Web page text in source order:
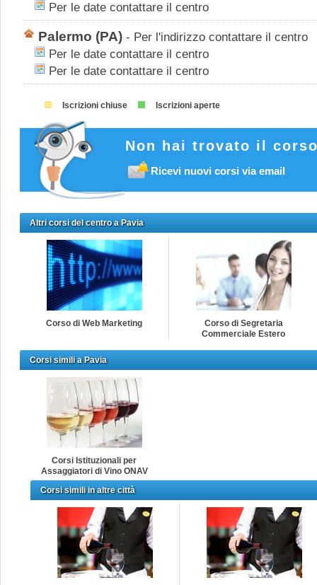
Per le date contattare il centro
Palermo (PA) - Per l'indirizzo contattare il centro
Per le date contattare il centro
Per le date contattare il centro
Iscrizioni chiuse Iscrizioni aperte
Non hai trovato il
Ricevi nuovi corsi via email
Altri corsi del centro a Pavia
Corso di Web Marketing
Corso di Segretaria
Commerciale Estero
Corsi simili a Pavia
Corsi Istituzionali per
Assaggiatori di Vino ONAV
Corsi simili in altre città